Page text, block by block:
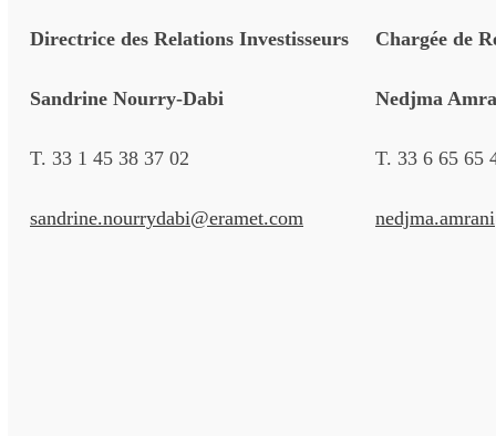
Directrice des Relations Investisseurs
Sandrine Nourry-Dabi
T. 33 1 45 38 37 02
sandrine.nourrydabi@eramet.com
Chargée de
Nedjma
T. 33 6 65 65